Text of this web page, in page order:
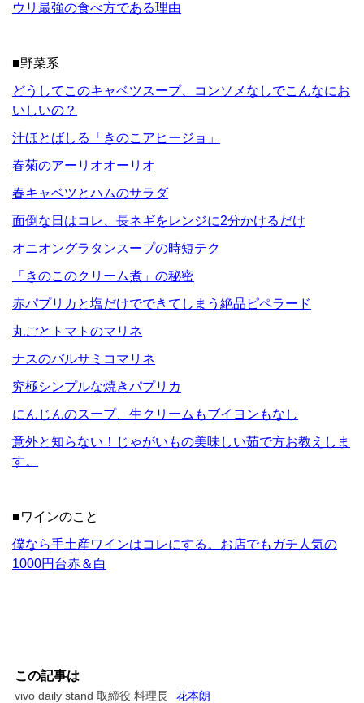
ウリ最強の食べ方である理由
■野菜系
どうしてこのキャベツスープ、コンソメなしでこんなにお
いしいの？
汁ほとばしる「きのこアヒージョ」
春菊のアーリオオーリオ
春キャベツとハムのサラダ
面倒な日はコレ、長ネギをレンジに2分かけるだけ
オニオングラタンスープの時短テク
「きのこのクリーム煮」の秘密
赤パプリカと塩だけでできてしまう絶品ピペラード
丸ごとトマトのマリネ
ナスのバルサミコマリネ
究極シンプルな焼きパプリカ
にんじんのスープ、生クリームもブイヨンもなし
意外と知らない！じゃがいもの美味しい茹で方お教えしま
す。
■ワインのこと
僕なら手土産ワインはコレにする。お店でもガチ人気の
1000円台赤＆白
この記事は
vivo daily stand 取締役 料理長 花本朗